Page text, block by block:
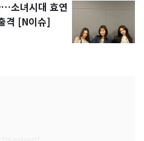
소녀시대 효연
격 [N이슈]